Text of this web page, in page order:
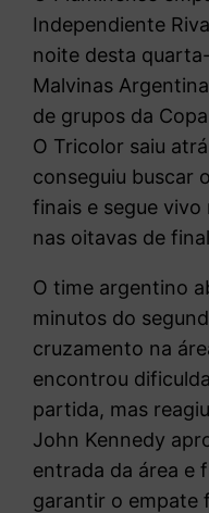
Independiente
noite desta
Malvinas
de grupos da
O Tricolor saiu
conseguiu buscar
finais e segue
nas oitavas de
O time argentino
minutos do
cruzamento na
encontrou
partida, mas
John Kennedy
entrada da área e
garantir o empate